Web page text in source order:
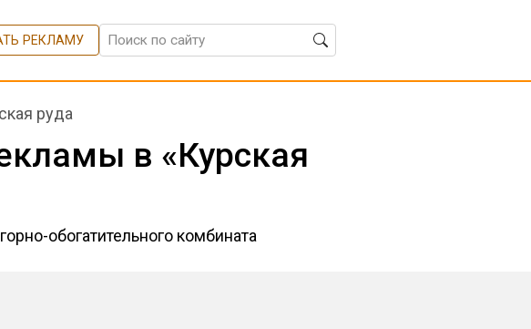
РЕКЛАМУ
руда
в «Курская
обогатительного комбината